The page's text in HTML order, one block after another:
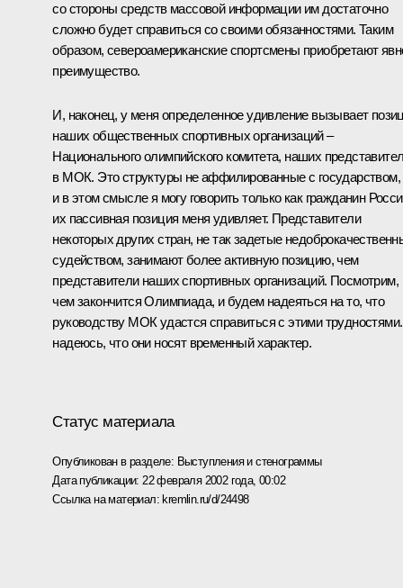
со стороны средств массовой информации им достаточно
сложно будет справиться со своими обязанностями. Таким
образом, североамериканские спортсмены приобретают
преимущество.
И, наконец, у меня определенное удивление вызывает
наших общественных спортивных организаций –
Национального олимпийского комитета, наших
в МОК. Это структуры не аффилированные с государством,
и в этом смысле я могу говорить только как гражданин
их пассивная позиция меня удивляет. Представители
некоторых других стран, не так задетые
судейством, занимают более активную позицию, чем
представители наших спортивных организаций. Посмотрим,
чем закончится Олимпиада, и будем надеяться на то, что
руководству МОК удастся справиться с этими
надеюсь, что они носят временный характер.
Статус материала
Опубликован в разделе: Выступления и стенограммы
Дата публикации: 22 февраля 2002 года, 00:02
Ссылка на материал:kremlin.ru/d/24498